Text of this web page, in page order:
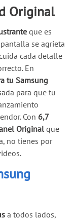
Original
que es
se agrieta
cada detalle
En
tu Samsung
para que tu
Con 6,7
Original que
no tienes por
a todos lados,